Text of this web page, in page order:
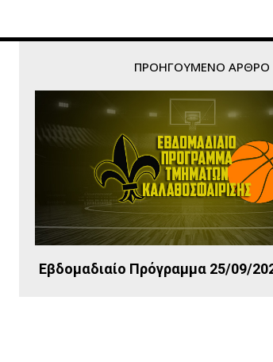
ΠΡΟΗΓΟΎΜΕΝΟ ΆΡΘΡΟ
Εβδομαδιαίο Πρόγραμμα 25/09/